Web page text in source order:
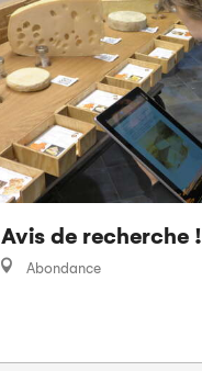
Avis de recherche !
Abondance